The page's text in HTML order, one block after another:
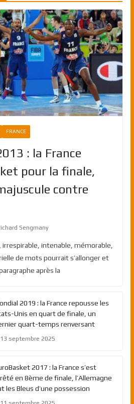
FRANCE
: la France
pour la finale,
contre
Sengmany
intenable, mémorable,
de mots pourrait s’allonger et
après la
2019 : la France repousse les
Unis en quart de finale, un
quart-temps renversant
13 septembre 2025
2017 : la France s’est
en 8ème de finale, l’Allemagne
les Bleus d’une possession